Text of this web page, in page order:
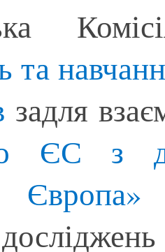
та
задля
ЄС з